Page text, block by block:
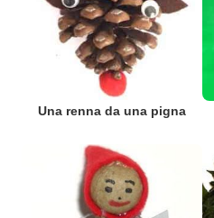
Una renna da una pigna